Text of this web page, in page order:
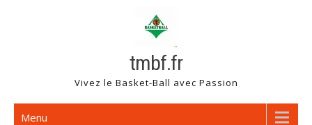
tmbf.fr
Vivez le Basket-Ball avec Passion
Menu